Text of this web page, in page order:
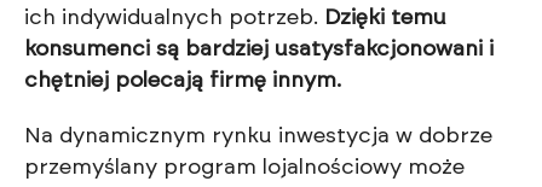
ich indywidualnych potrzeb. Dzięki temu
konsumenci są bardziej usatysfakcjonowani i
chętniej polecają firmę innym.
Na dynamicznym rynku inwestycja w dobrze
przemyślany program lojalnościowy może